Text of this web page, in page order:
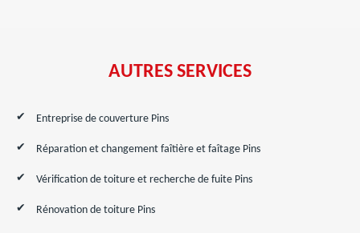
AUTRES SERVICES
Entreprise de couverture Pins
Réparation et changement faîtière et faîtage Pins
Vérification de toiture et recherche de fuite Pins
Rénovation de toiture Pins